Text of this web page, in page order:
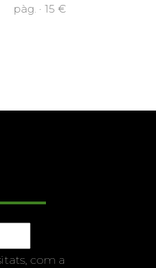
pàg. · 15 €
com a